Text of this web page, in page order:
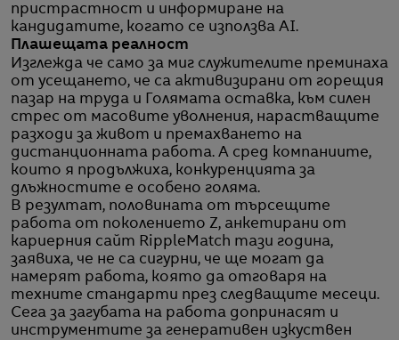
пристрастност и информиране на
кандидатите, когато се използва AI.
Плашещата реалност
Изглежда че само за миг служителите преминаха
от усещането, че са активизирани от горещия
пазар на труда и Голямата оставка, към силен
стрес от масовите уволнения, нарастващите
разходи за живот и премахването на
дистанционната работа. А сред компаниите,
които я продължиха, конкуренцията за
длъжностите е особено голяма.
В резултат, половината от търсещите
работа от поколението Z, анкетирани от
кариерния сайт RippleMatch тази година,
заявиха, че не са сигурни, че ще могат да
намерят работа, която да отговаря на
техните стандарти през следващите месеци.
Сега за загубата на работа допринасят и
инструментите за генеративен изкуствен